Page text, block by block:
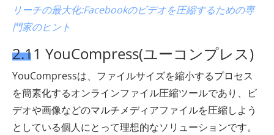
リーチの最大化:Facebookのビデオを圧縮するための専
門家のヒント
2.11 YouCompress(ユーコンプレス)
YouCompressは、ファイルサイズを縮小するプロセス
を簡素化するオンラインファイル圧縮ツールであり、ビ
デオや画像などのマルチメディアファイルを圧縮しよう
としている個人にとって理想的なソリューションです。